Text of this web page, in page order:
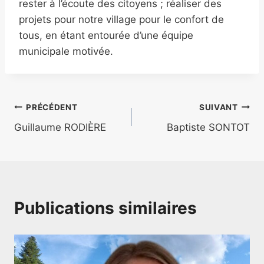
rester à l’écoute des citoyens ; réaliser des
projets pour notre village pour le confort de
tous, en étant entourée d’une équipe
municipale motivée.
PRÉCÉDENT
Guillaume RODIÈRE
SUIVANT
Baptiste SONTOT
Publications similaires